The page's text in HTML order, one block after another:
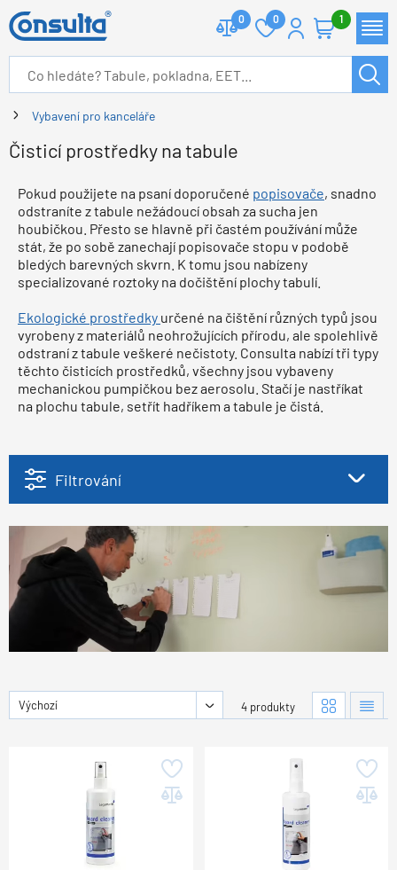
0 0 1
Vybavení pro kanceláře
Čisticí prostředky na tabule
Pokud použijete na psaní doporučené popisovače, snadno
odstraníte z tabule nežádoucí obsah za sucha jen
houbičkou. Přesto se hlavně při častém používání může
stát, že po sobě zanechají popisovače stopu v podobě
bledých barevných skvrn. K tomu jsou nabízeny
specializované roztoky na dočištění plochy tabulí.
Ekologické prostředky určené na čištění různých typů jsou
vyrobeny z materiálů neohrožujících přírodu, ale spolehlivě
odstraní z tabule veškeré nečistoty. Consulta nabízí tři typy
těchto čisticích prostředků, všechny jsou vybaveny
mechanickou pumpičkou bez aerosolu. Stačí je nastříkat
na plochu tabule, setřít hadříkem a tabule je čistá.
Filtrování
Výchozí 4 produkty